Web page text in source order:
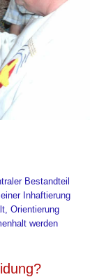
Bestandteil
Inhaftierung
Orientierung
werden